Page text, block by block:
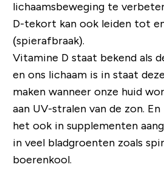
lichaamsbeweging te
D-tekort kan ook leiden tot
(spierafbraak).
Vitamine D staat bekend als
en ons lichaam is in staat
maken wanneer onze huid
aan UV-stralen van de zon.
het ook in supplementen
in veel bladgroenten zoals
boerenkool.